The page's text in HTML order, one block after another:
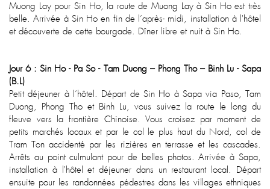
Muong Lay pour Sin Ho, la route de Muong Lay à Sin Ho est très
belle. Arrivée à Sin Ho en fin de l’après- midi, installation à l'hôtel
et découverte de cette bourgade. Dîner libre et nuit à Sin Ho.
Jour 6 : Sin Ho - Pa So - Tam Duong – Phong Tho – Binh Lu - Sapa
(B.L)
Petit déjeuner à l’hôtel. Départ de Sin Ho à Sapa via Paso, Tam
Duong, Phong Tho et Binh Lu, vous suivez la route le long du
fleuve vers la frontière Chinoise. Vous croisez par moment de
petits marchés locaux et par le col le plus haut du Nord, col de
Tram Ton accidenté par les rizières en terrasse et les cascades.
Arrêts au point culmulant pour de belles photos. Arrivée à Sapa,
installation à l'hôtel et déjeuner dans un restaurant local. Départ
ensuite pour les randonnées pédestres dans les villages ethniques